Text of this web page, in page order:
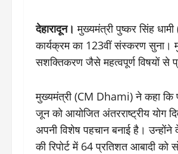
देहारादून। मुख्यमंत्री पुष्कर सिंह
कार्यक्रम का 123वीं संस्करण सुना।
सशक्तिकरण जैसे महत्वपूर्ण विषयों से
मुख्यमंत्री (CM Dhami) ने कहा कि
जून को आयोजित अंतरराष्ट्रीय योग
अपनी विशेष पहचान बनाई है। उन्होंने
की रिपोर्ट में 64 प्रतिशत आबादी को